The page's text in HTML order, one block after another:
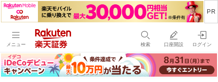
メニュー 検索 口座開設 ログイン